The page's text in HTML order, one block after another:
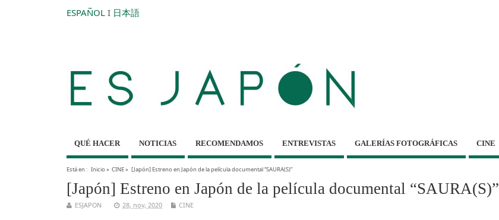
ESPAÑOL I 日本語
QUÉ HACER NOTICIAS RECOMENDAMOS ENTREVISTAS GALERÍAS FOTOGRÁFICAS CINE
Está en : Inicio» CINE» [Japón] Estreno en Japón de la película documental “SAURA(S)”
[Japón] Estreno en Japón de la película documental “SAURA(S)”
ESJAPON 28, nov, 2020 CINE